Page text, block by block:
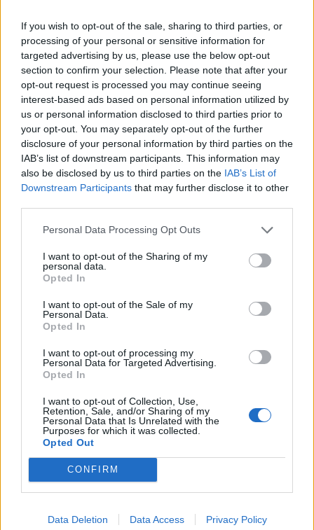
If you wish to opt-out of the sale, sharing to third parties, or
processing of your personal or sensitive information for
targeted advertising by us, please use the below opt-out
section to confirm your selection. Please note that after your
opt-out request is processed you may continue seeing
interest-based ads based on personal information utilized by
us or personal information disclosed to third parties prior to
your opt-out. You may separately opt-out of the further
disclosure of your personal information by third parties on the
IAB’s list of downstream participants. This information may
also be disclosed by us to third parties on the IAB’s List of
Downstream Participants that may further disclose it to other
Personal Data Processing Opt Outs
I want to opt-out of the Sharing of my
personal data.
Opted In
I want to opt-out of the Sale of my
Personal Data.
Opted In
I want to opt-out of processing my
Personal Data for Targeted Advertising.
Opted In
I want to opt-out of Collection, Use,
Retention, Sale, and/or Sharing of my
Personal Data that Is Unrelated with the
Purposes for which it was collected.
Opted Out
CONFIRM
Data Deletion Data Access Privacy Policy
Jótanács
Cukkini helyett burgonyával is
készíthetjük.
1.
A cukkinit megmossuk, végeit
levágjuk, majd meghámozzuk.
2.
Hosszában félbehasítjuk, majd a
reszelő segítségével lereszeljük.
3.
A vöröshagymát megtisztítjuk és a
petrezselyemmel együtt finomra
vágjuk.
petrezselymes vöröshagymával két